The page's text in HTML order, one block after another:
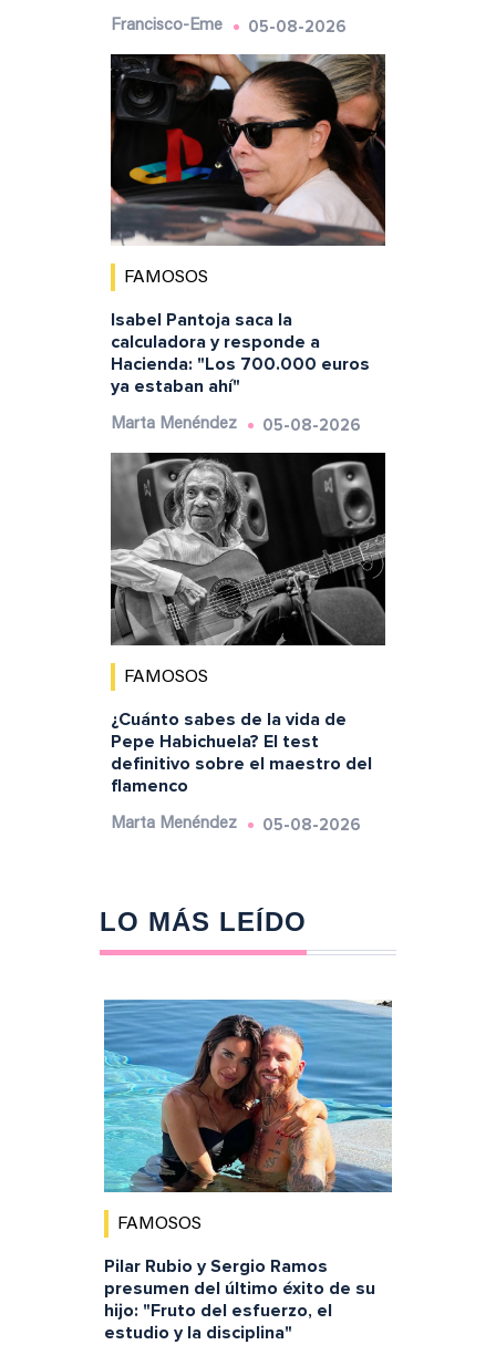
Francisco-Eme 05-08-2026
FAMOSOS
Isabel Pantoja saca la
calculadora y responde a
Hacienda: "Los 700.000 euros
ya estaban ahí"
Marta Menéndez 05-08-2026
FAMOSOS
¿Cuánto sabes de la vida de
Pepe Habichuela? El test
definitivo sobre el maestro del
flamenco
Marta Menéndez 05-08-2026
LO MÁS LEÍDO
FAMOSOS
Pilar Rubio y Sergio Ramos
presumen del último éxito de su
hijo: "Fruto del esfuerzo, el
estudio y la disciplina"